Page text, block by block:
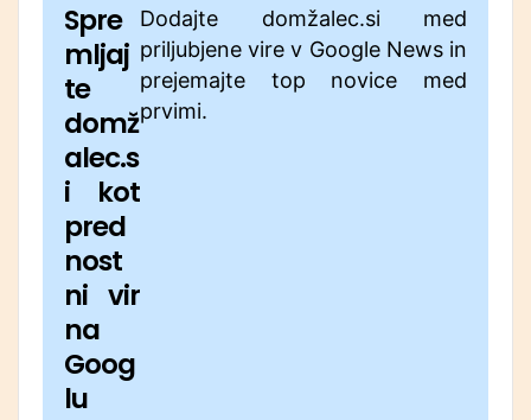
Spre
mljaj
te
domž
alec.s
i kot
pred
nost
ni vir
na
Goog
lu
Dodajte domžalec.si med
priljubjene vire v Google News in
prejemajte top novice med
prvimi.